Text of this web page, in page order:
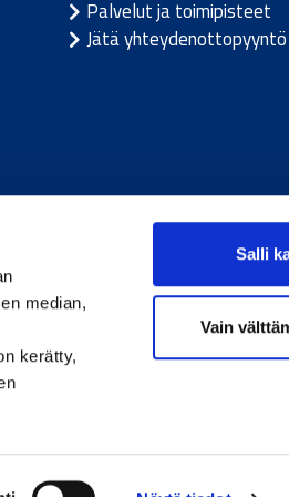
median,
kerätty,
Salli
Vain
Palvelut ja toimipisteet
Jätä yhteydenottopyyntö